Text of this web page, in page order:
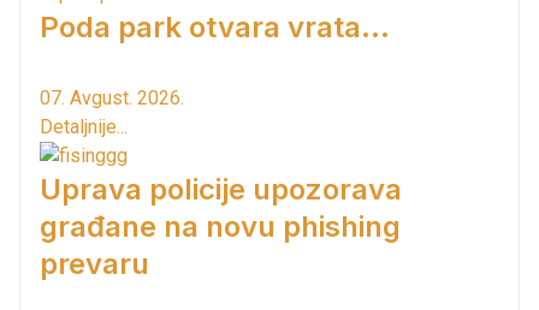
Poda park otvara vrata...
07. Avgust. 2026.
Detaljnije...
Uprava policije upozorava
građane na novu phishing
prevaru